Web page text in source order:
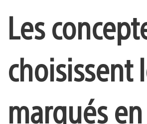
Les
choisissent
marqués en